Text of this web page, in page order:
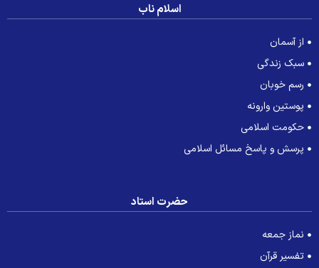
اسلام ناب
از آسمان
سبک زندگی
رسم خوبان
پوستین وارونه
حکومت اسلامی
پرسش و پاسخ مسائل اسلامی
حضرت استاد
نماز جمعه
تفسیر قرآن